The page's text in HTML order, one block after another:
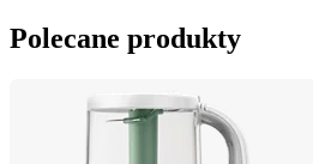
Polecane produkty